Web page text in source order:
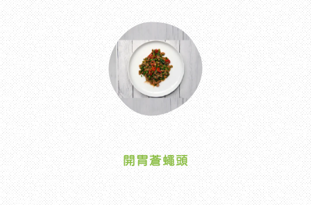
開胃蒼蠅頭